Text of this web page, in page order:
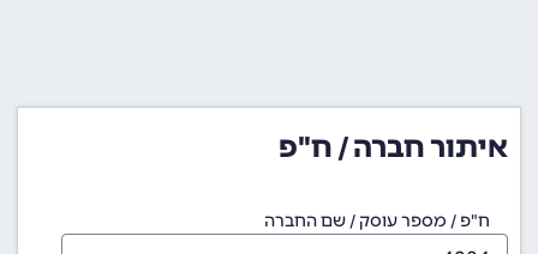
איתור חברה / ח"פ
ח"פ / מספר עוסק / שם החברה